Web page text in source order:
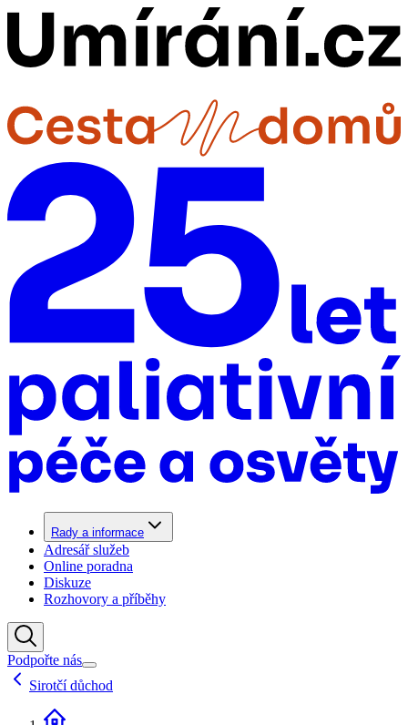
Rady a informace
Adresář služeb
Online poradna
Diskuze
Rozhovory a příběhy
Podpořte nás
Sirotčí důchod